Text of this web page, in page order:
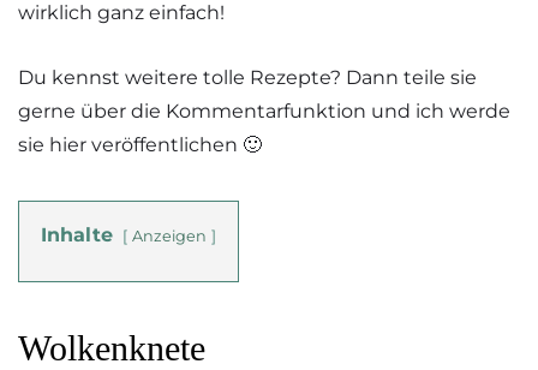
wirklich ganz einfach!
Du kennst weitere tolle Rezepte? Dann teile sie
gerne über die Kommentarfunktion und ich werde
sie hier veröffentlichen 🙂
Inhalte Anzeigen
Wolkenknete